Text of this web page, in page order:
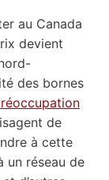
au Canada
devient
des bornes
de
à cette
un réseau de